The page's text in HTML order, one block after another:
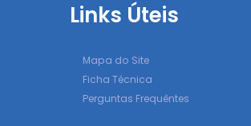
Links Úteis
Mapa do Site
Ficha Técnica
Perguntas Frequêntes